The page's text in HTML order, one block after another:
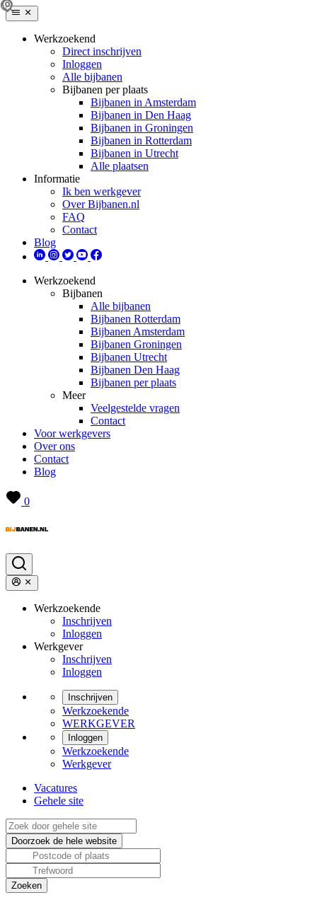
Werkzoekend
Direct inschrijven
Inloggen
Alle bijbanen
Bijbanen per plaats
Bijbanen in Amsterdam
Bijbanen in Den Haag
Bijbanen in Groningen
Bijbanen in Rotterdam
Bijbanen in Utrecht
Alle plaatsen
Informatie
Ik ben werkgever
Over Bijbanen.nl
FAQ
Contact
Blog
Werkzoekend
Bijbanen
Alle bijbanen
Bijbanen Rotterdam
Bijbanen Amsterdam
Bijbanen Groningen
Bijbanen Utrecht
Bijbanen Den Haag
Bijbanen per plaats
Meer
Veelgestelde vragen
Contact
Voor werkgevers
Over ons
Contact
Blog
0
Werkzoekende
Inschrijven
Inloggen
Werkgever
Inschrijven
Inloggen
Inschrijven
Werkzoekende
WERKGEVER
Inloggen
Werkzoekende
Werkgever
Vacatures
Gehele site